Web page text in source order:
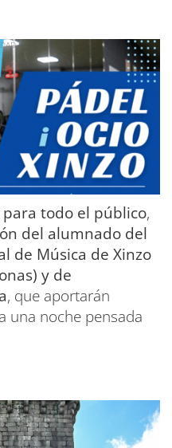
todo el público,
del alumnado del
de Música de Xinzo
y de
, que aportarán
una noche pensada